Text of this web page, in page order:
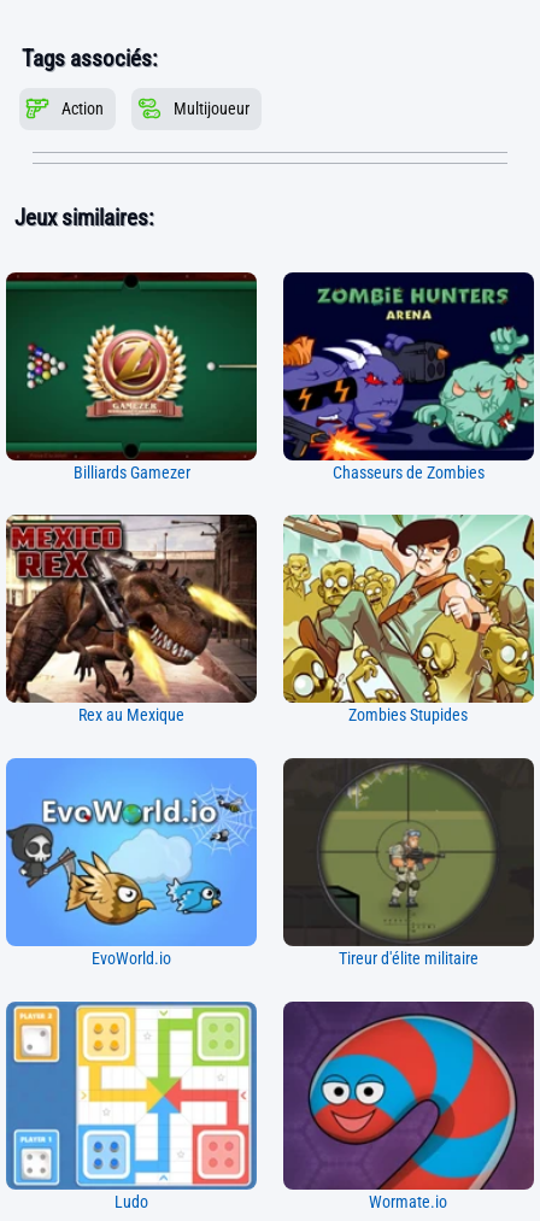
Tags associés:
Action Multijoueur
Jeux similaires:
Billiards Gamezer Chasseurs de Zombies
Rex au Mexique Zombies Stupides
EvoWorld.io Tireur d'élite militaire
Ludo Wormate.io